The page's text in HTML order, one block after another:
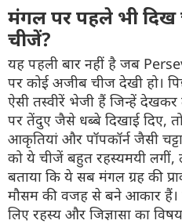
मंगल पर पहले भी
चीजें?
यह पहली बार नहीं है जब
पर कोई अजीब चीज देखी हो।
ऐसी तस्वीरें भेजी हैं जिन्हें देखकर
पर तेंदुए जैसे धब्बे दिखाई दिए,
आकृतियां और पॉपकॉर्न जैसी
को ये चीजें बहुत रहस्यमयी लगीं,
बताया कि ये सब मंगल ग्रह की
मौसम की वजह से बने आकार हैं।
लिए रहस्य और जिज्ञासा का